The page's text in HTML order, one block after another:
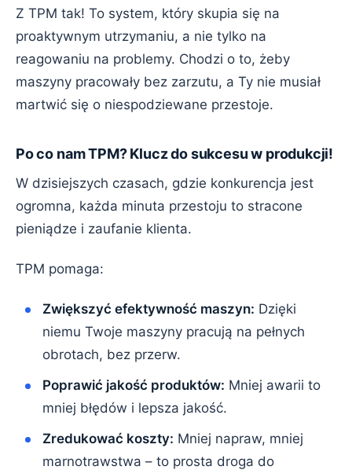
Z TPM tak! To system, który skupia się na
proaktywnym utrzymaniu, a nie tylko na
reagowaniu na problemy. Chodzi o to, żeby
maszyny pracowały bez zarzutu, a Ty nie musiał
martwić się o niespodziewane przestoje.
Po co nam TPM? Klucz do sukcesu w produkcji!
W dzisiejszych czasach, gdzie konkurencja jest
ogromna, każda minuta przestoju to stracone
pieniądze i zaufanie klienta.
TPM pomaga:
Zwiększyć efektywność maszyn: Dzięki
niemu Twoje maszyny pracują na pełnych
obrotach, bez przerw.
Poprawić jakość produktów: Mniej awarii to
mniej błędów i lepsza jakość.
Zredukować koszty: Mniej napraw, mniej
marnotrawstwa – to prosta droga do